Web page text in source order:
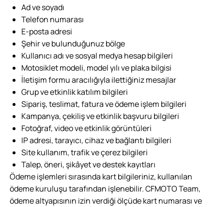
Ad ve soyadı
Telefon numarası
E-posta adresi
Şehir ve bulunduğunuz bölge
Kullanıcı adı ve sosyal medya hesap bilgileri
Motosiklet modeli, model yılı ve plaka bilgisi
İletişim formu aracılığıyla ilettiğiniz mesajlar
Grup ve etkinlik katılım bilgileri
Sipariş, teslimat, fatura ve ödeme işlem bilgileri
Kampanya, çekiliş ve etkinlik başvuru bilgileri
Fotoğraf, video ve etkinlik görüntüleri
IP adresi, tarayıcı, cihaz ve bağlantı bilgileri
Site kullanım, trafik ve çerez bilgileri
Talep, öneri, şikâyet ve destek kayıtları
Ödeme işlemleri sırasında kart bilgileriniz, kullanılan
ödeme kuruluşu tarafından işlenebilir. CFMOTO Team,
ödeme altyapısının izin verdiği ölçüde kart numarası ve